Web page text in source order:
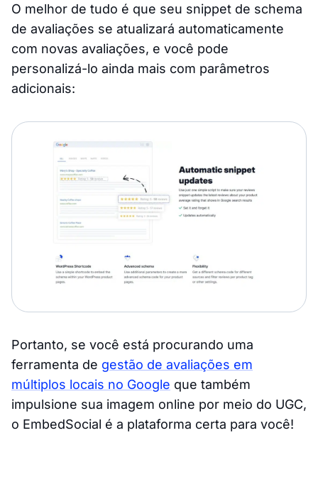
O melhor de tudo é que seu snippet de schema
de avaliações se atualizará automaticamente
com novas avaliações, e você pode
personalizá-lo ainda mais com parâmetros
adicionais:
Portanto, se você está procurando uma
ferramenta de gestão de avaliações em
múltiplos locais no Google que também
impulsione sua imagem online por meio do UGC,
o EmbedSocial é a plataforma certa para você!